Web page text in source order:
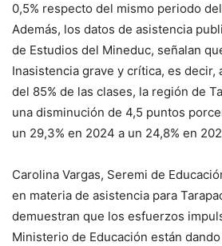
0,5% respecto del mismo periodo
Además, los datos de asistencia
de Estudios del Mineduc, señalan
Inasistencia grave y crítica, es decir,
del 85% de las clases, la región de
una disminución de 4,5 puntos
un 29,3% en 2024 a un 24,8% en
Carolina Vargas, Seremi de
en materia de asistencia para
demuestran que los esfuerzos
Ministerio de Educación están